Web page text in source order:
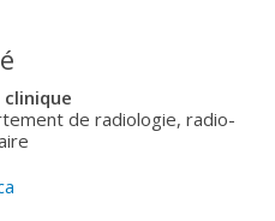
de radiologie, radio-